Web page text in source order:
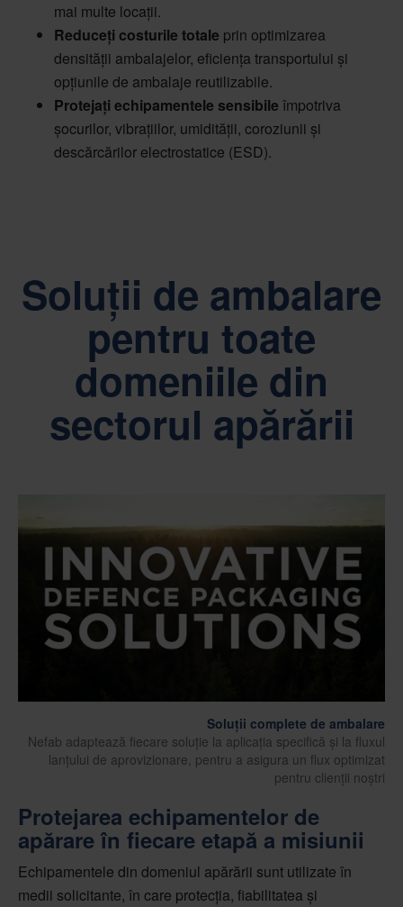
mai multe locații.
Reduceți costurile totale prin optimizarea
densității ambalajelor, eficiența transportului și
opțiunile de ambalaje reutilizabile.
Protejați echipamentele sensibile împotriva
șocurilor, vibrațiilor, umidității, coroziunii și
descărcărilor electrostatice (ESD).
Soluții de ambalare
pentru toate
domeniile din
sectorul apărării
Soluții complete de ambalare
Nefab adaptează fiecare soluție la aplicația specifică și la fluxul
lanțului de aprovizionare, pentru a asigura un flux optimizat
pentru clienții noștri
Protejarea echipamentelor de
apărare în fiecare etapă a misiunii
Echipamentele din domeniul apărării sunt utilizate în
medii solicitante, în care protecția, fiabilitatea și